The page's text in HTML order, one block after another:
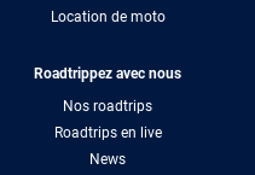
Location de moto
Roadtrippez avec nous
Nos roadtrips
Roadtrips en live
News